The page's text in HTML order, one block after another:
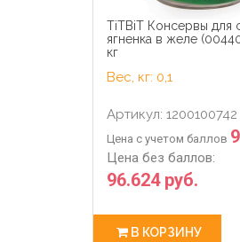
TiTBiT Консервы для
ягненка в желе
кг
Вес, кг: 0,1
Артикул: 1200100742
Цена с учетом баллов
Цена без баллов:
96.624 руб.
В КОРЗИНУ